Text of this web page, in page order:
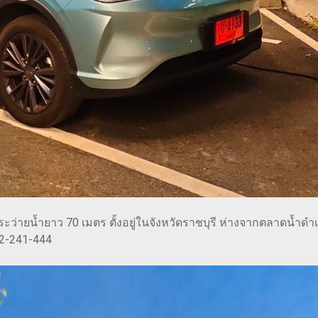
ายน้ำยาว 70 เมตร ตั้งอยู่ในจังหวัดราชบุรี ห่างจากตลาดน้ำด
241-444